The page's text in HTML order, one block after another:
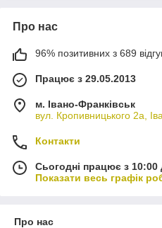
Про нас
96% позитивних з 689
Працює з 29.05.2013
м. Івано-Франківськ
вул. Кропивницького 2а,
Контакти
Сьогодні працює з 10:00
Показати весь графік
Про нас